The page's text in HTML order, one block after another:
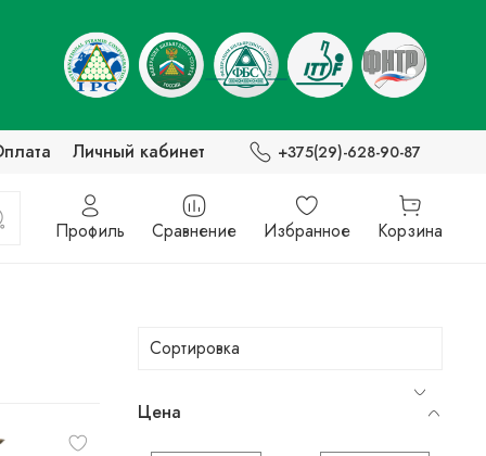
Личный кабинет +375(29)-628-90-87
Профиль Сравнение Избранное Корзина
Цена